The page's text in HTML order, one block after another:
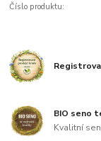
Číslo produktu:
BIO seno
Kvalitní